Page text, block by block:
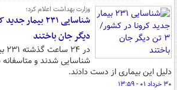
وزارت بهداشت اعلام کرد؛
دیگر جان باختند
شناسایی شدند و متاسفانه
دلیل این بیماری از دست دادند.
۳۰ خرداد ۰۱ - ۱۳:۵۹